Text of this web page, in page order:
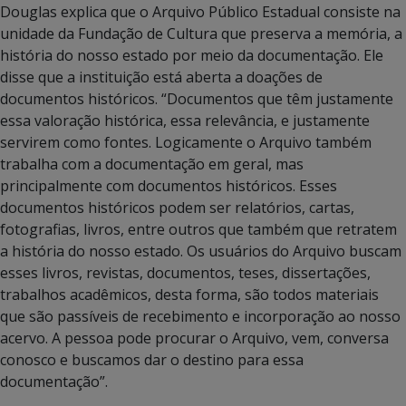
Douglas explica que o Arquivo Público Estadual consiste na
unidade da Fundação de Cultura que preserva a memória, a
história do nosso estado por meio da documentação. Ele
disse que a instituição está aberta a doações de
documentos históricos. “Documentos que têm justamente
essa valoração histórica, essa relevância, e justamente
servirem como fontes. Logicamente o Arquivo também
trabalha com a documentação em geral, mas
principalmente com documentos históricos. Esses
documentos históricos podem ser relatórios, cartas,
fotografias, livros, entre outros que também que retratem
a história do nosso estado. Os usuários do Arquivo buscam
esses livros, revistas, documentos, teses, dissertações,
trabalhos acadêmicos, desta forma, são todos materiais
que são passíveis de recebimento e incorporação ao nosso
acervo. A pessoa pode procurar o Arquivo, vem, conversa
conosco e buscamos dar o destino para essa
documentação”.